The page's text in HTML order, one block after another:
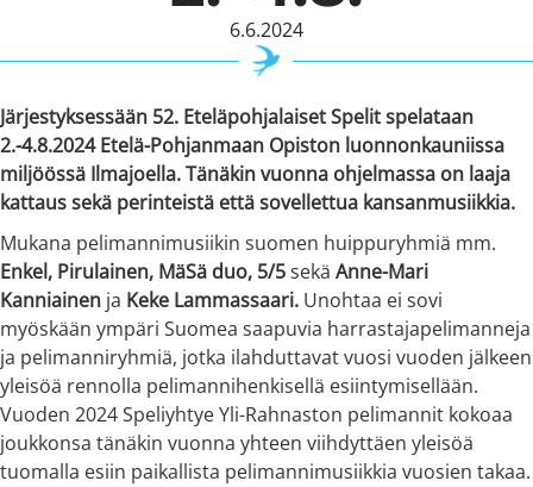
6.6.2024
Järjestyksessään 52. Eteläpohjalaiset Spelit spelataan
2.-4.8.2024 Etelä-Pohjanmaan Opiston luonnonkauniissa
miljöössä Ilmajoella. Tänäkin vuonna ohjelmassa on laaja
kattaus sekä perinteistä että sovellettua kansanmusiikkia.
Mukana pelimannimusiikin suomen huippuryhmiä mm.
Enkel, Pirulainen, MäSä duo, 5/5sekä Anne-Mari
Kanniainen ja Keke Lammassaari. Unohtaa ei sovi
myöskään ympäri Suomea saapuvia harrastajapelimanneja
ja pelimanniryhmiä, jotka ilahduttavat vuosi vuoden jälkeen
yleisöä rennolla pelimannihenkisellä esiintymisellään.
Vuoden 2024 Speliyhtye Yli-Rahnaston pelimannit kokoaa
joukkonsa tänäkin vuonna yhteen viihdyttäen yleisöä
tuomalla esiin paikallista pelimannimusiikkia vuosien takaa.